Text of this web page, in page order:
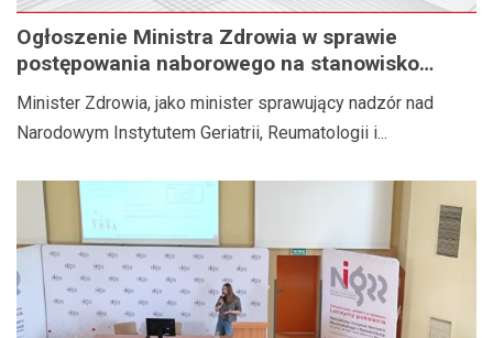
Ogłoszenie Ministra Zdrowia w sprawie
postępowania naborowego na stanowisko
Dyrektora Narodowego Instytutu Geriatrii,
Reumatologii i Rehabilitacji im. prof. dr hab.
med. Eleonory Reicher
Minister Zdrowia, jako minister sprawujący nadzór nad
Narodowym Instytutem Geriatrii, Reumatologii i...